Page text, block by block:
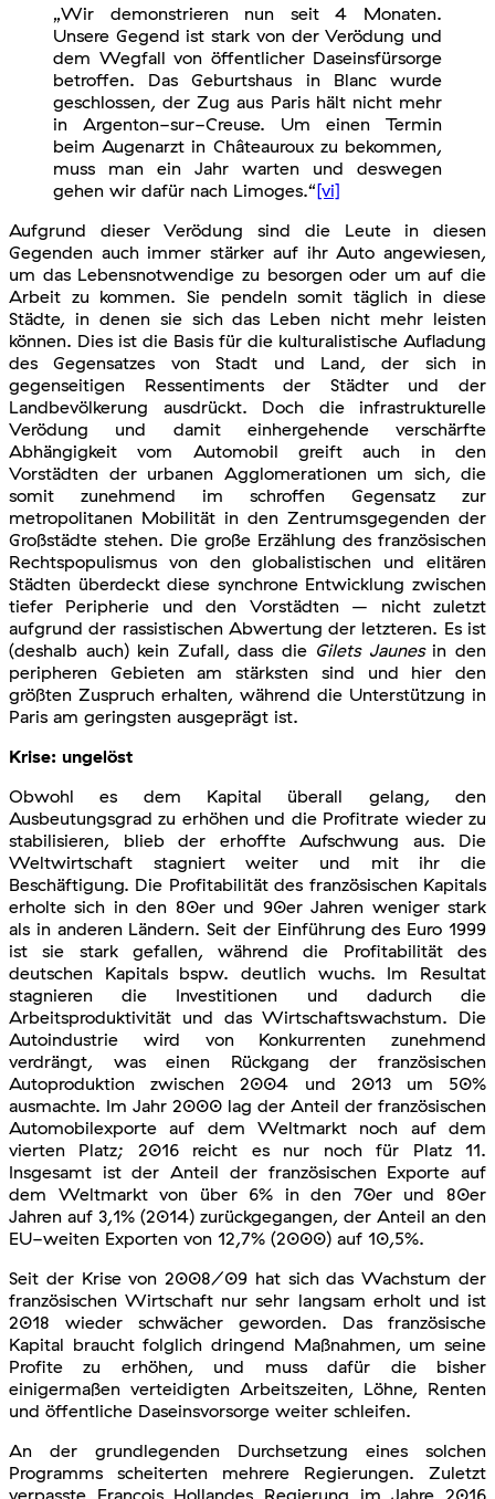
„Wir demonstrieren nun seit 4 Monaten.
Unsere Gegend ist stark von der Verödung und
dem Wegfall von öffentlicher Daseinsfürsorge
betroffen. Das Geburtshaus in Blanc wurde
geschlossen, der Zug aus Paris hält nicht mehr
in Argenton-sur-Creuse. Um einen Termin
beim Augenarzt in Châteauroux zu bekommen,
muss man ein Jahr warten und deswegen
gehen wir dafür nach Limoges.“[vi]
Aufgrund dieser Verödung sind die Leute in diesen
Gegenden auch immer stärker auf ihr Auto angewiesen,
um das Lebensnotwendige zu besorgen oder um auf die
Arbeit zu kommen. Sie pendeln somit täglich in diese
Städte, in denen sie sich das Leben nicht mehr leisten
können. Dies ist die Basis für die kulturalistische Aufladung
des Gegensatzes von Stadt und Land, der sich in
gegenseitigen Ressentiments der Städter und der
Landbevölkerung ausdrückt. Doch die infrastrukturelle
Verödung und damit einhergehende verschärfte
Abhängigkeit vom Automobil greift auch in den
Vorstädten der urbanen Agglomerationen um sich, die
somit zunehmend im schroffen Gegensatz zur
metropolitanen Mobilität in den Zentrumsgegenden der
Großstädte stehen. Die große Erzählung des französischen
Rechtspopulismus von den globalistischen und elitären
Städten überdeckt diese synchrone Entwicklung zwischen
tiefer Peripherie und den Vorstädten – nicht zuletzt
aufgrund der rassistischen Abwertung der letzteren. Es ist
(deshalb auch) kein Zufall, dass die Gilets Jaunesin den
peripheren Gebieten am stärksten sind und hier den
größten Zuspruch erhalten, während die Unterstützung in
Paris am geringsten ausgeprägt ist.
Krise: ungelöst
Obwohl es dem Kapital überall gelang, den
Ausbeutungsgrad zu erhöhen und die Profitrate wieder zu
stabilisieren, blieb der erhoffte Aufschwung aus. Die
Weltwirtschaft stagniert weiter und mit ihr die
Beschäftigung. Die Profitabilität des französischen Kapitals
erholte sich in den 80er und 90er Jahren weniger stark
als in anderen Ländern. Seit der Einführung des Euro 1999
ist sie stark gefallen, während die Profitabilität des
deutschen Kapitals bspw. deutlich wuchs. Im Resultat
stagnieren die Investitionen und dadurch die
Arbeitsproduktivität und das Wirtschaftswachstum. Die
Autoindustrie wird von Konkurrenten zunehmend
verdrängt, was einen Rückgang der französischen
Autoproduktion zwischen 2004 und 2013 um 50%
ausmachte. Im Jahr 2000 lag der Anteil der französischen
Automobilexporte auf dem Weltmarkt noch auf dem
vierten Platz; 2016 reicht es nur noch für Platz 11.
Insgesamt ist der Anteil der französischen Exporte auf
dem Weltmarkt von über 6% in den 70er und 80er
Jahren auf 3,1% (2014) zurückgegangen, der Anteil an den
EU-weiten Exporten von 12,7% (2000) auf 10,5%.
Seit der Krise von 2008/09 hat sich das Wachstum der
französischen Wirtschaft nur sehr langsam erholt und ist
2018 wieder schwächer geworden. Das französische
Kapital braucht folglich dringend Maßnahmen, um seine
Profite zu erhöhen, und muss dafür die bisher
einigermaßen verteidigten Arbeitszeiten, Löhne, Renten
und öffentliche Daseinsvorsorge weiter schleifen.
An der grundlegenden Durchsetzung eines solchen
Programms scheiterten mehrere Regierungen. Zuletzt
verpasste François Hollandes Regierung im Jahre 2016